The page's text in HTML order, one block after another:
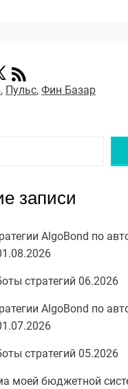
, Пульс, Фин Базар
записи
AlgoBond по
стратегий 06.2026
AlgoBond по
стратегий 05.2026
моей бюджетной